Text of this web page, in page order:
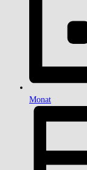
Monat